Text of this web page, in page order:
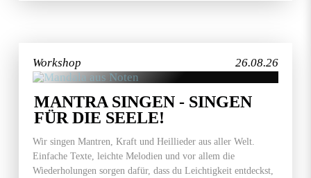
26.08.26
Workshop
MANTRA SINGEN - SINGEN
FÜR DIE SEELE!
Wir singen Mantren, Kraft und Heillieder aus aller Welt.
Einfache Texte, leichte Melodien und vor allem die
Wiederholungen sorgen dafür, dass du Leichtigkeit entdeckst,